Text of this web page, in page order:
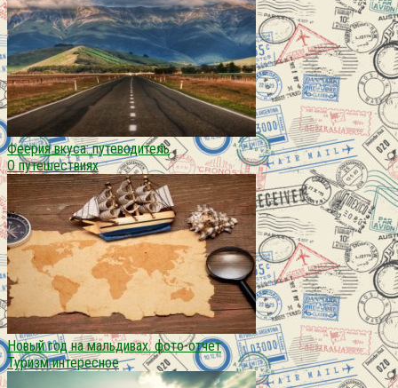
Феерия вкуса: путеводитель
О путешествиях
Новый год на мальдивах. фото-отчет
Туризм интересное